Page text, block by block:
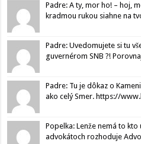
Padre: A ty, mor ho! – hoj,
kradmou rukou siahne na
Padre: Uvedomujete si tu
guvernérom SNB ?!
Padre: Tu je dôkaz o
ako celý Smer. https://
Popelka: Lenže nemá to
advokátoch rozhoduje